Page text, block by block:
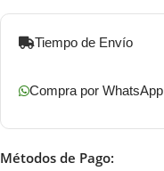
Tiempo de Envío
Compra por WhatsApp
Métodos de Pago: